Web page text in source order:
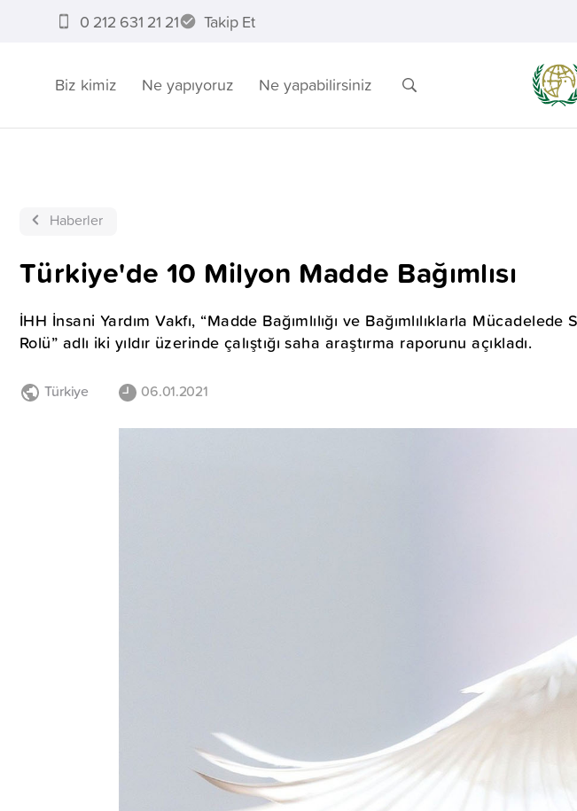
0 212 631 21 21 Takip Et
Biz kimiz Ne yapıyoruz Ne yapabilirsiniz
Haberler
Türkiye'de 10 Milyon Madde Bağımlısı
İHH İnsani Yardım Vakfı, “Madde Bağımlılığı ve Bağımlılıklarla Mücadelede
Rolü” adlı iki yıldır üzerinde çalıştığı saha araştırma raporunu açıkladı.
Türkiye 06.01.2021